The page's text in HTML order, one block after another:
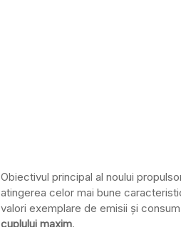
Obiectivul principal al noului
atingerea celor mai bune
valori exemplare de emisii și
cuplului maxim.